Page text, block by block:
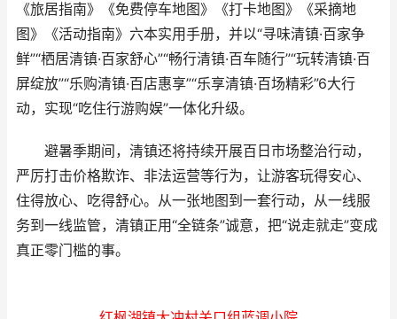
《旅居指南》《免费停车地图》《打卡地图》《采摘地
图》《活动指南》六本实用手册，并以“寻味清镇·百家争
鲜”“栖居清镇·百家舒心”“畅行清镇·百车随行”“玩转清镇·百
屏绽放”“乐购清镇·百店惠享”“乐享清镇·百场精彩”6大行
动，实现“吃住行游购娱”一体化升级。
避暑季期间，清镇还将持续开展百日市场整治行动，
严厉打击价格欺诈、非法运营等行为，让游客玩得安心、
住得放心、吃得舒心。从一张地图到一套行动，从一线服
务到一线监管，清镇正用“全链条”诚意，把“说走就走”变成
真正零门槛的事。